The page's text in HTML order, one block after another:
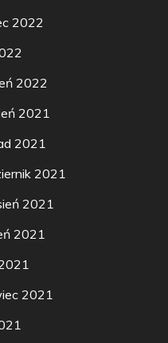
2022
2022
2021
2021
2021
2021
2021
2021